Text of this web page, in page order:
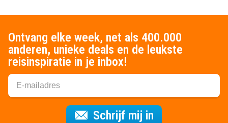
Ontvang elke week, net als 400.000
anderen, unieke deals en de leukste
reisinspiratie in je inbox!
Schrijf mij in